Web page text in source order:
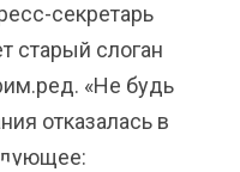
секретарь
старый слоган
«Не будь
отказалась в